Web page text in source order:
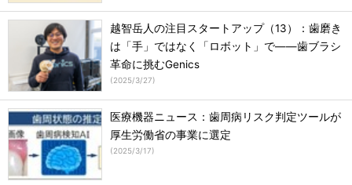
越智岳人の注目スタートアップ（13）：歯磨き
は「手」ではなく「ロボット」で――歯ブラシ
革命に挑むGenics
(2025/3/27)
医療機器ニュース：歯周病リスク判定ツールが
厚生労働省の事業に選定
(2025/3/17)